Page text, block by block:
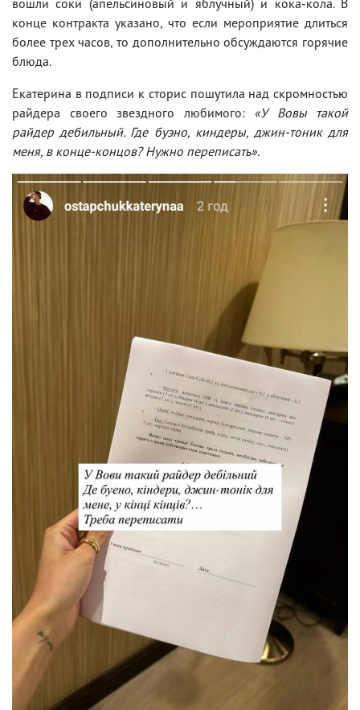
конце контракта указано, что если мероприятие длиться
более трех часов, то дополнительно обсуждаются горячие
блюда.
Екатерина в подписи к сторис пошутила над скромностью
райдера своего звездного любимого: «У Вовы такой
райдер дебильный. Где буэно, киндеры, джин-тоник для
меня, в конце-концов? Нужно переписать».